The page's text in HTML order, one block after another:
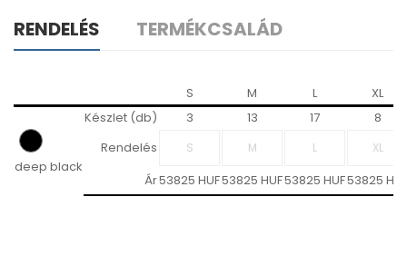
RENDELÉS
TERMÉKCSALÁD
S M L XL
deep black
Készlet (db) 3 13 17
8
Rendelés
Ár53825 HUF53825 HUF53825 HUF53825 HUF